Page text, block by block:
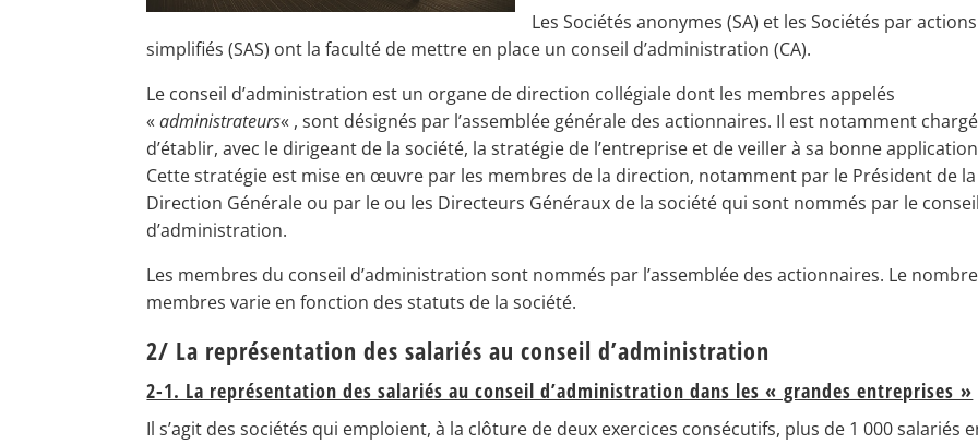
Les Sociétés anonymes (SA) et les Sociétés par actions
simplifiés (SAS) ont la faculté de mettre en place un conseil d’administration (CA).
Le conseil d’administration est un organe de direction collégiale dont les membres appelés
«administrateurs« , sont désignés par l’assemblée générale des actionnaires. Il est notamment chargé
d’établir, avec le dirigeant de la société, la stratégie de l’entreprise et de veiller à sa bonne
Cette stratégie est mise en œuvre par les membres de la direction, notamment par le Président de la
Direction Générale ou par le ou les Directeurs Généraux de la société qui sont nommés par le conseil
d’administration.
Les membres du conseil d’administration sont nommés par l’assemblée des actionnaires. Le
membres varie en fonction des statuts de la société.
2/ La représentation des salariés au conseil d’administration
2-1. La représentation des salariés au conseil d’administration dans les « grandes entreprises »
Il s’agit des sociétés qui emploient, à la clôture de deux exercices consécutifs, plus de 1 000 salariés